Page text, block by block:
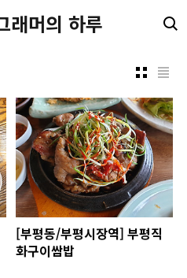
래머의 하루
[부평동/부평시장역] 부평직
화구이쌈밥